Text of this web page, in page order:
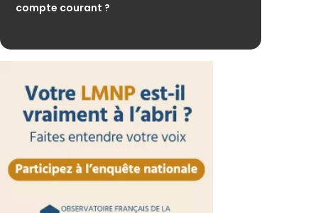
compte courant ?